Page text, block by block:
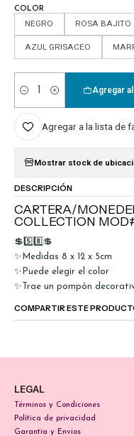
COLOR
NEGRO ROSA BAJITO
AZUL GRISACEO
Cantidad
Agregar
Agregar a la lista de
Mostrar stock de
DESCRIPCIÓN
CARTERA/
COLLECTION
💲5️⃣8️⃣💲
✨Medidas 8 x 12 x 5cm
✨Puede elegir el color
✨Trae un pompón
COMPARTIR ESTE
LEGAL
Términos y Condiciones
Política de privacidad
Garantia y Envios